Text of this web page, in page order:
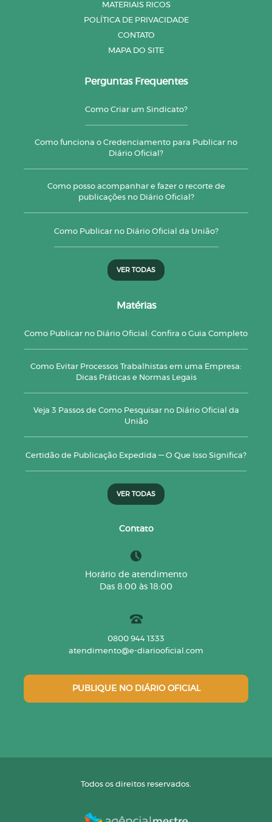
MATERIAIS RICOS
POLÍTICA DE PRIVACIDADE
CONTATO
MAPA DO SITE
Perguntas Frequentes
Como Criar um Sindicato?
Como funciona o Credenciamento para Publicar no
Diário Oficial?
Como posso acompanhar e fazer o recorte de
publicações no Diário Oficial?
Como Publicar no Diário Oficial da União?
VER TODAS
Matérias
Como Publicar no Diário Oficial: Confira o Guia Completo
Como Evitar Processos Trabalhistas em uma Empresa:
Dicas Práticas e Normas Legais
Veja 3 Passos de Como Pesquisar no Diário Oficial da
União
Certidão de Publicação Expedida — O Que Isso Significa?
VER TODAS
Contato
Horário de atendimento
Das 8:00 às 18:00
0800 944 1333
atendimento@e-diariooficial.com
PUBLIQUE NO DIÁRIO OFICIAL
Todos os direitos reservados.